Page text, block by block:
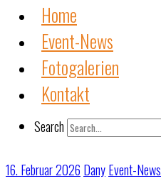
Home
Event-News
Fotogalerien
Kontakt
Search
16. Februar 2026 DanyEvent-News